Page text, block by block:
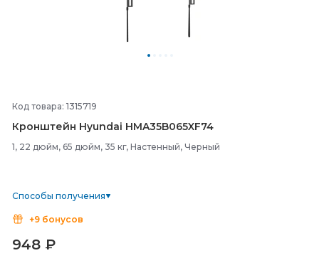
Код товара: 1315719
Кронштейн Hyundai HMA35B065XF74
1, 22 дюйм, 65 дюйм, 35 кг, Настенный, Черный
Способы получения
+9 бонусов
948 ₽